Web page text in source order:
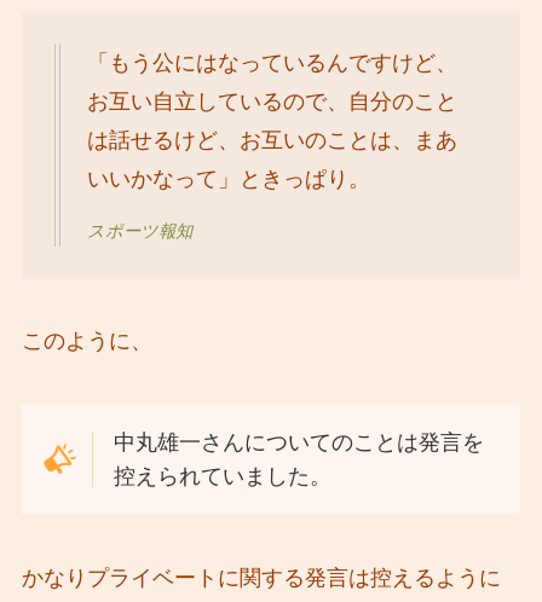
「もう公にはなっているんですけど、
お互い自立しているので、自分のこと
は話せるけど、お互いのことは、まあ
いいかなって」ときっぱり。
スポーツ報知
このように、
中丸雄一さんについてのことは発言を
控えられていました。
かなりプライベートに関する発言は控えるように